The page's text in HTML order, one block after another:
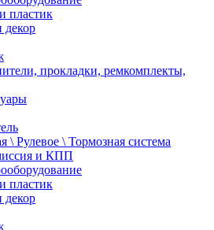
пластик
прокладки, ремкомплекты,
\ Рулевое \ Тормозная система
и КПП
пластик